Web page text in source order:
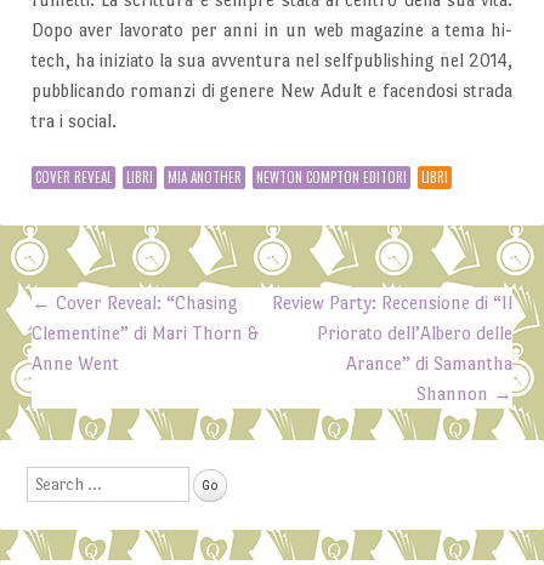
Dopo aver lavorato per anni in un web magazine a tema hi-
tech, ha iniziato la sua avventura nel selfpublishing nel 2014,
pubblicando romanzi di genere New Adult e facendosi strada
tra i social.
COVER REVEAL LIBRI MIA ANOTHER NEWTON COMPTON EDITORI LIBRI
Post navigation
← Cover Reveal: “Chasing
Clementine” di Mari Thorn &
Anne Went
Review Party: Recensione di “Il
Priorato dell’Albero delle
Arance” di Samantha
Shannon →
Search